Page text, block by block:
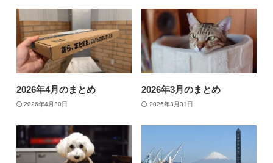
2026年4月のまとめ
2026年4月30日
2026年3月のまとめ
2026年3月31日